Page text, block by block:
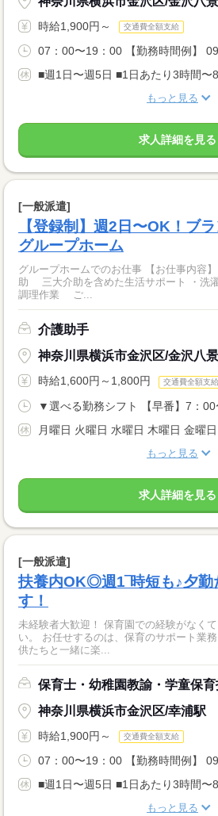
時給1,900円～ 交通費全額支給
07：00〜19：00 【勤務時間例】
■週1日〜週5日 ■1日あたり3時間〜
もっと見る
求人詳細を見る
[一般派遣]
【登録制】週2日〜OK！ブ
グループホーム
グループホームでのお仕事 【お仕事内容】 ・入浴・排泄・食事の介
助 三大介助を含めた生活サポート ・洗
調理作業 ご...
介護助手
神奈川県横浜市金沢区/金沢八
時給1,600円～1,800円 交通費全額支給
▼選べる勤務シフト 【早番】7：00
月曜日 火曜日 水曜日 木曜日 金曜
もっと見る
求人詳細を見る
[一般派遣]
扶養内OK◎週1‾時短も♪夕勤
す！
未経験者大歓迎！ 保育園での経験がなく
い。 お任せするのは、保育のサポート業務。 クラス担当はなく、子
供たちと一緒に楽...
保育士・幼稚園教諭・学童保育
神奈川県横浜市金沢区/幸浦駅
時給1,900円～ 交通費全額支給
07：00〜19：00 【勤務時間例】 09
■週1日〜週5日 ■1日あたり3時間〜
もっと見る